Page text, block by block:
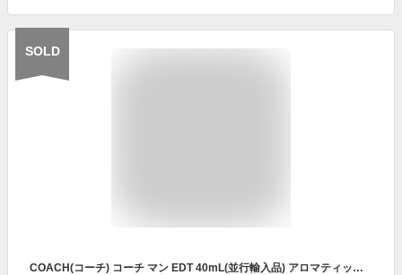
SOLD
COACH(コーチ) コーチ マン EDT 40mL(並行輸入品) アロマティック ウッディ 40ミリリットル(x 1) [並行輸入品]